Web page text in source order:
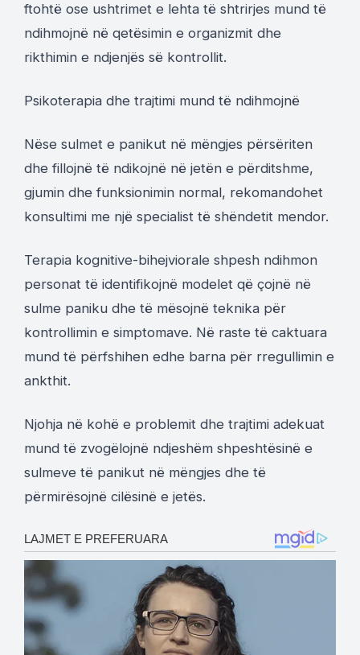
ftohtë ose ushtrimet e lehta të shtrirjes mund të
ndihmojnë në qetësimin e organizmit dhe
rikthimin e ndjenjës së kontrollit.
Psikoterapia dhe trajtimi mund të ndihmojnë
Nëse sulmet e panikut në mëngjes përsëriten
dhe fillojnë të ndikojnë në jetën e përditshme,
gjumin dhe funksionimin normal, rekomandohet
konsultimi me një specialist të shëndetit mendor.
Terapia kognitive-bihejviorale shpesh ndihmon
personat të identifikojnë modelet që çojnë në
sulme paniku dhe të mësojnë teknika për
kontrollimin e simptomave. Në raste të caktuara
mund të përfshihen edhe barna për rregullimin e
ankthit.
Njohja në kohë e problemit dhe trajtimi adekuat
mund të zvogëlojnë ndjeshëm shpeshtësinë e
sulmeve të panikut në mëngjes dhe të
përmirësojnë cilësinë e jetës.